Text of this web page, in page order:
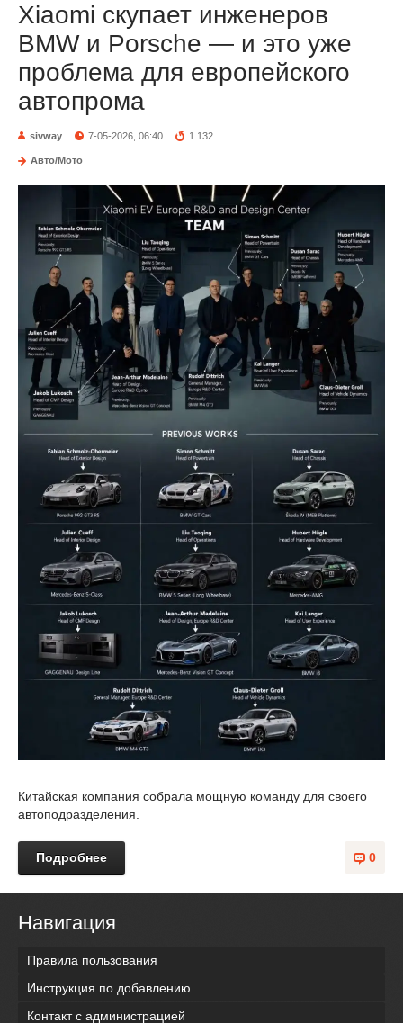
Xiaomi скупает инженеров
BMW и Porsche — и это уже
проблема для европейского
автопрома
sivway 7-05-2026, 06:40 1 132
Авто/Мото
Китайская компания собрала мощную команду для своего
автоподразделения.
0
Подробнее
Навигация
Правила пользования
Инструкция по добавлению
Контакт с администрацией